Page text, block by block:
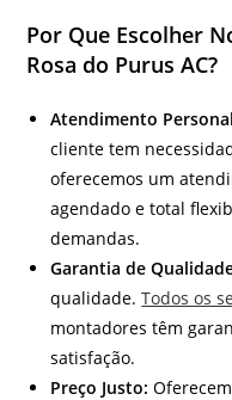
Por Que Escolher
Rosa do Purus AC?
Atendimento
cliente tem
oferecemos um
agendado e total
demandas.
Garantia de
qualidade.Todos os
montadores têm
satisfação.
Preço Justo: